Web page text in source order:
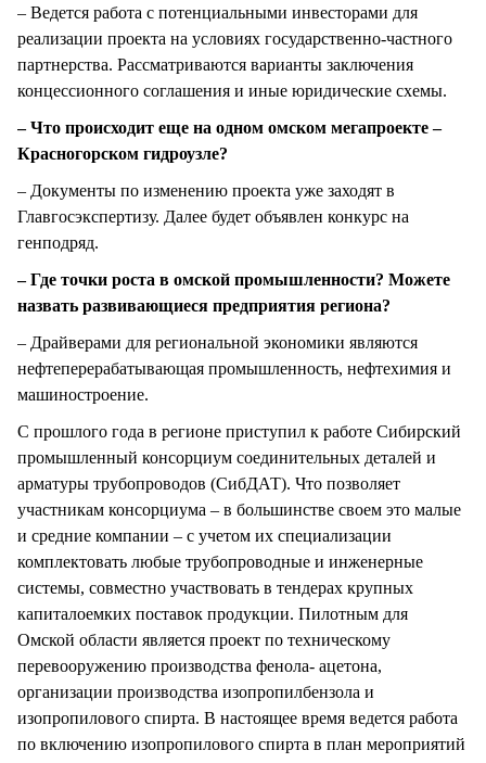
– Ведется работа с потенциальными инвесторами для
реализации проекта на условиях государственно-частного
партнерства. Рассматриваются варианты заключения
концессионного соглашения и иные юридические схемы.
– Что происходит еще на одном омском мегапроекте –
Красногорском гидроузле?
– Документы по изменению проекта уже заходят в
Главгосэкспертизу. Далее будет объявлен конкурс на
генподряд.
– Где точки роста в омской промышленности? Можете
назвать развивающиеся предприятия региона?
– Драйверами для региональной экономики являются
нефтеперерабатывающая промышленность, нефтехимия и
машиностроение.
С прошлого года в регионе приступил к работе Сибирский
промышленный консорциум соединительных деталей и
арматуры трубопроводов (СибДАТ). Что позволяет
участникам консорциума – в большинстве своем это малые
и средние компании – с учетом их специализации
комплектовать любые трубопроводные и инженерные
системы, совместно участвовать в тендерах крупных
капиталоемких поставок продукции. Пилотным для
Омской области является проект по техническому
перевооружению производства фенола- ацетона,
организации производства изопропилбензола и
изопропилового спирта. В настоящее время ведется работа
по включению изопропилового спирта в план мероприятий